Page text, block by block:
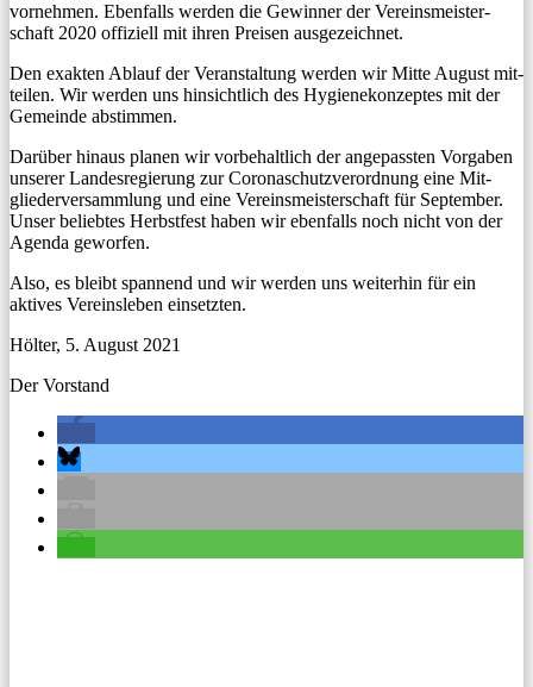
vornehmen. Eben­falls wer­den die Gewin­ner der Vere­ins­meis­ter­
schaft 2020 offiziell mit ihren Preisen ausgezeichnet.
Den exak­ten Ablauf der Ver­anstal­tung wer­den wir Mitte August mit­
teilen. Wir wer­den uns hin­sichtlich des Hygien­ekonzeptes mit der
Gemeinde abstimmen.
Darüber hin­aus pla­nen wir vor­be­haltlich der angepassten Vor­gaben
unser­er Lan­desregierung zur Coro­naschutzverord­nung eine Mit­
gliederver­samm­lung und eine Vere­ins­meis­ter­schaft für Sep­tem­ber.
Unser beliebtes Herb­st­fest haben wir eben­falls noch nicht von der
Agen­da geworfen.
Also, es bleibt span­nend und wir wer­den uns weit­er­hin für ein
aktives Vere­insleben einsetzten.
Höl­ter, 5. August 2021
Der Vor­stand